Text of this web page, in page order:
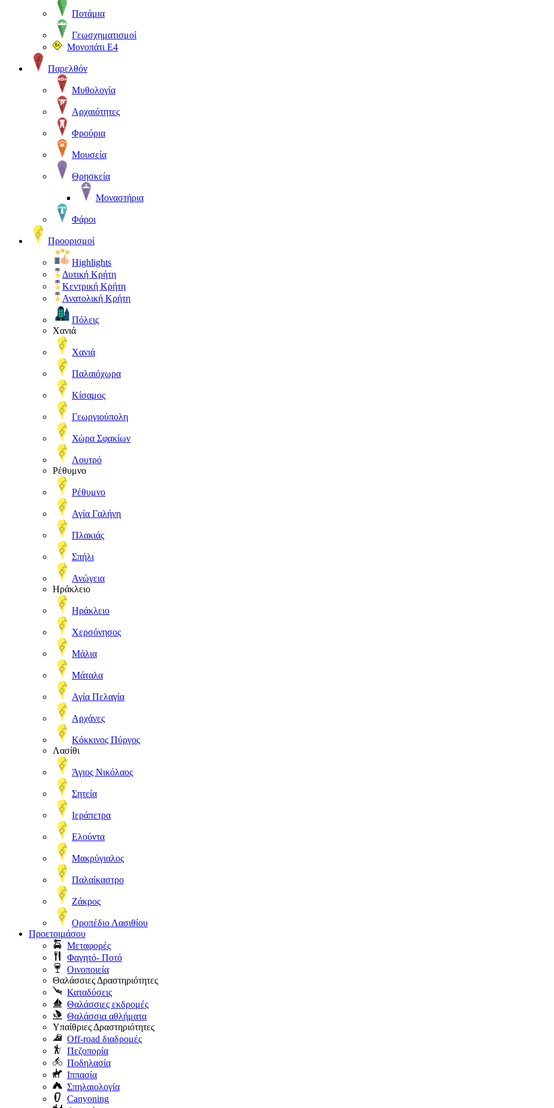
Ποτάμια
Γεωσχηματισμοί
Μονοπάτι Ε4
Παρελθόν
Μυθολογία
Αρχαιότητες
Φρούρια
Μουσεία
Θρησκεία
Μοναστήρια
Φάροι
Προορισμοί
Highlights
Δυτική Κρήτη
Κεντρική Κρήτη
Ανατολική Κρήτη
Πόλεις
Χανιά
Χανιά
Παλαιόχωρα
Κίσαμος
Γεωργιούπολη
Χώρα Σφακίων
Λουτρό
Ρέθυμνο
Ρέθυμνο
Αγία Γαλήνη
Πλακιάς
Σπήλι
Ανώγεια
Ηράκλειο
Ηράκλειο
Χερσόνησος
Μάλια
Μάταλα
Αγία Πελαγία
Αρχάνες
Κόκκινος Πύργος
Λασίθι
Άγιος Νικόλαος
Σητεία
Ιεράπετρα
Ελούντα
Μακρύγιαλος
Παλαίκαστρο
Ζάκρος
Οροπέδιο Λασιθίου
Προετοιμάσου
Μεταφορές
Φαγητό- Ποτό
Οινοποιεία
Θαλάσσιες Δραστηριότητες
Καταδύσεις
Θαλάσσιες εκδρομές
Θαλάσσια αθλήματα
Υπαίθριες Δραστηριότητες
Off-road διαδρομές
Πεζοπορία
Ποδηλασία
Ιππασία
Σπηλαιολογία
Canyoning